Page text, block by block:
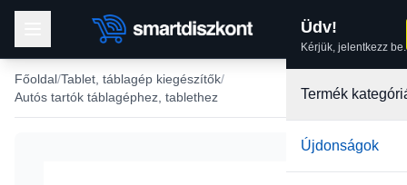
Üdv!
Kérjük, jelentkezz be.
Termék
Újdonságok
Főoldal Tablet, táblagép kiegészítők
Autós tartók táblagéphez, tablethez